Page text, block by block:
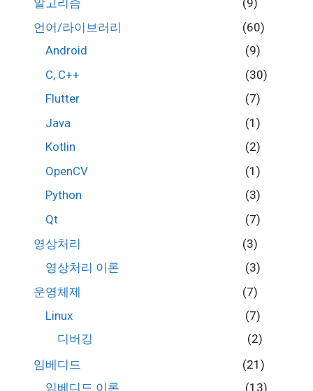
알고리즘
(9)
언어/라이브러리
(60)
Android
(9)
C, C++
(30)
Flutter
(7)
Java
(1)
Kotlin
(2)
OpenCV
(1)
Python
(3)
Qt
(7)
영상처리
(3)
영상처리 이론
(3)
운영체제
(7)
Linux
(7)
디버깅
(2)
임베디드
(21)
임베디드 이론
(13)